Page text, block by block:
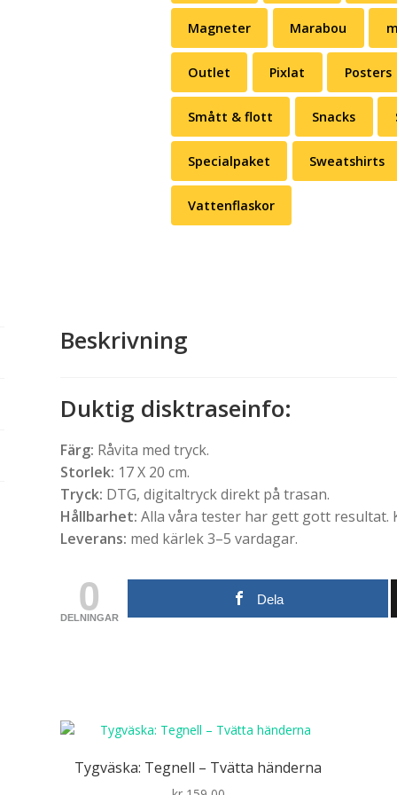
Magneter Marabou
Outlet Pixlat Posters
Smått & flott Snacks
Specialpaket Sweatshirts
Vattenflaskor
Beskrivning
Duktig disktraseinfo:
Färg: Råvita med tryck.
Storlek: 17 X 20 cm.
Tryck: DTG, digitaltryck direkt på trasan.
Hållbarhet: Alla våra tester har gett gott resultat.
Leverans: med kärlek 3–5 vardagar.
0
DELNINGAR
Dela
Tygväska: Tegnell – Tvätta händerna